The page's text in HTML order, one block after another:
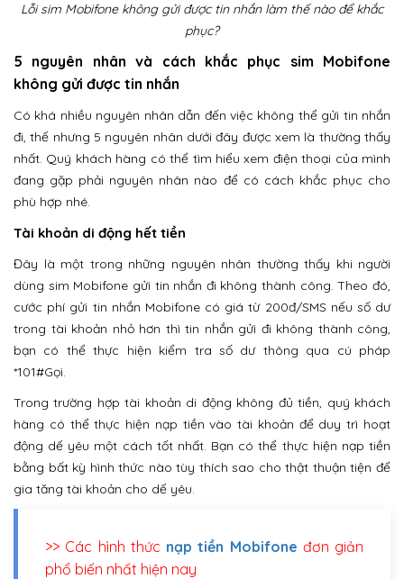
Lỗi sim Mobifone không gửi được tin nhắn làm thế nào để khắc
phục?
5 nguyên nhân và cách khắc phục sim Mobifone
không gửi được tin nhắn
Có khá nhiều nguyên nhân dẫn đến việc không thể gửi tin nhắn
đi, thế nhưng 5 nguyên nhân dưới đây được xem là thường thấy
nhất. Quý khách hàng có thể tìm hiểu xem điện thoại của mình
đang gặp phải nguyên nhân nào để có cách khắc phục cho
phù hợp nhé.
Tài khoản di động hết tiền
Đây là một trong những nguyên nhân thường thấy khi người
dùng sim Mobifone gửi tin nhắn đi không thành công. Theo đó,
cước phí gửi tin nhắn Mobifone có giá từ 200đ/SMS nếu số dư
trong tài khoản nhỏ hơn thì tin nhắn gửi đi không thành công,
bạn có thể thực hiện kiểm tra số dư thông qua cú pháp
*101#Gọi.
Trong trường hợp tài khoản di động không đủ tiền, quý khách
hàng có thể thực hiện nạp tiền vào tài khoản để duy trì hoạt
động dế yêu một cách tốt nhất. Bạn có thể thực hiện nạp tiền
bằng bất kỳ hình thức nào tùy thích sao cho thật thuận tiện để
gia tăng tài khoản cho dế yêu.
>> Các hình thức nạp tiền Mobifone đơn giản
phổ biến nhất hiện nay